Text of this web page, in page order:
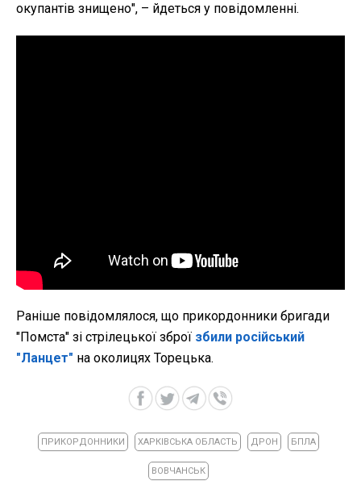
окупантів знищено", – йдеться у повідомленні.
Раніше повідомлялося, що прикордонники бригади
"Помста" зі стрілецької зброї збили російський
"Ланцет" на околицях Торецька.
ПРИКОРДОННИКИ ХАРКІВСЬКА ОБЛАСТЬ ДРОН БПЛА
ВОВЧАНСЬК